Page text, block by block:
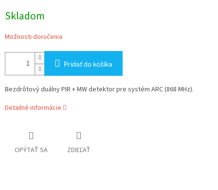
cena:
Skladom
Možnosti doručenia
Pridať do košíka
Bezdrôtový duálny PIR + MW detektor pre systém ARC (868 MHz).
Detailné informácie
OPÝTAŤ SA ZDIEĽAŤ